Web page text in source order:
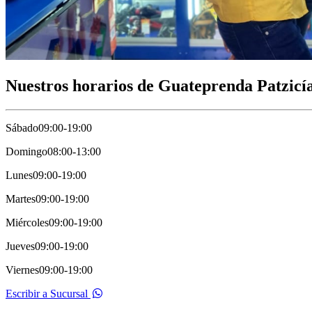
Nuestros horarios de Guateprenda
Sábado09:00-19:00
Domingo08:00-13:00
Lunes09:00-19:00
Martes09:00-19:00
Miércoles09:00-19:00
Jueves09:00-19:00
Viernes09:00-19:00
Escribir a Sucursal